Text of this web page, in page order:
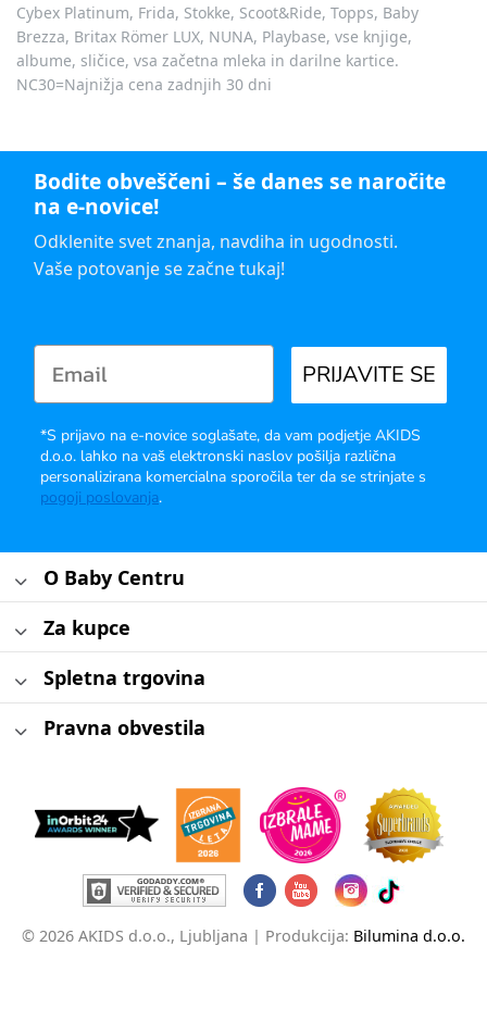
Cybex Platinum, Frida, Stokke, Scoot&Ride, Topps, Baby
Brezza, Britax Römer LUX, NUNA, Playbase, vse knjige,
albume, sličice, vsa začetna mleka in darilne kartice.
NC30=Najnižja cena zadnjih 30 dni
Bodite obveščeni – še danes se naročite
na e-novice!
Odklenite svet znanja, navdiha in ugodnosti.
Vaše potovanje se začne tukaj!
PRIJAVITE SE
*S prijavo na e-novice soglašate, da vam podjetje AKIDS
d.o.o. lahko na vaš elektronski naslov pošilja različna
personalizirana komercialna sporočila ter da se strinjate s
pogoji poslovanja.
O Baby Centru
Za kupce
Spletna trgovina
Pravna obvestila
© 2026 AKIDS d.o.o., Ljubljana | Produkcija: Bilumina d.o.o.